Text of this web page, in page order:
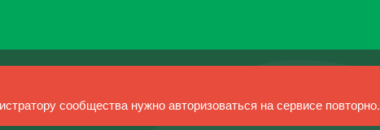
сообщества нужно авторизоваться на сервисе повторно.